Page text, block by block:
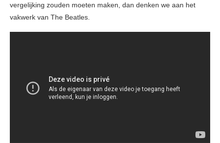
vergelijking zouden moeten maken, dan denken we aan het
vakwerk van The Beatles.